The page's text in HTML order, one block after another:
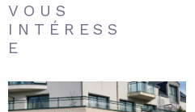
VOUS
INTÉRESS
E